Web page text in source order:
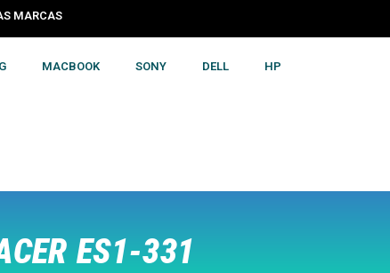
MARCAS
MACBOOK SONY DELL HP
ES1-331